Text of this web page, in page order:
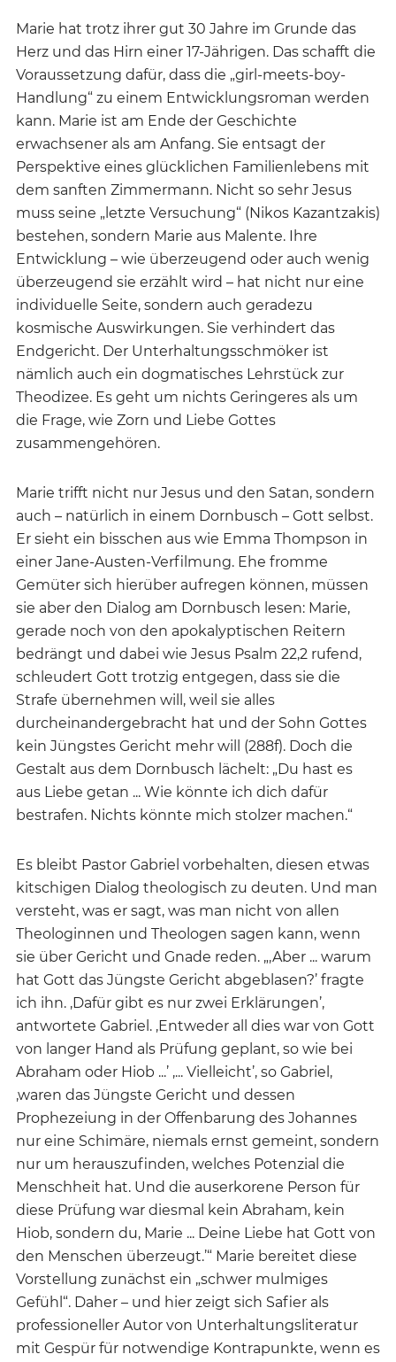
Marie hat trotz ihrer gut 30 Jahre im Grunde das
Herz und das Hirn einer 17-Jährigen. Das schafft die
Voraussetzung dafür, dass die „girl-meets-boy-
Handlung“ zu einem Entwicklungsroman werden
kann. Marie ist am Ende der Geschichte
erwachsener als am Anfang. Sie entsagt der
Perspektive eines glücklichen Familienlebens mit
dem sanften Zimmermann. Nicht so sehr Jesus
muss seine „letzte Versuchung“ (Nikos Kazantzakis)
bestehen, sondern Marie aus Malente. Ihre
Entwicklung – wie überzeugend oder auch wenig
überzeugend sie erzählt wird – hat nicht nur eine
individuelle Seite, sondern auch geradezu
kosmische Auswirkungen. Sie verhindert das
Endgericht. Der Unterhaltungsschmöker ist
nämlich auch ein dogmatisches Lehrstück zur
Theodizee. Es geht um nichts Geringeres als um
die Frage, wie Zorn und Liebe Gottes
zusammengehören.
Marie trifft nicht nur Jesus und den Satan, sondern
auch – natürlich in einem Dornbusch – Gott selbst.
Er sieht ein bisschen aus wie Emma Thompson in
einer Jane-Austen-Verfilmung. Ehe fromme
Gemüter sich hierüber aufregen können, müssen
sie aber den Dialog am Dornbusch lesen: Marie,
gerade noch von den apokalyptischen Reitern
bedrängt und dabei wie Jesus Psalm 22,2 rufend,
schleudert Gott trotzig entgegen, dass sie die
Strafe übernehmen will, weil sie alles
durcheinandergebracht hat und der Sohn Gottes
kein Jüngstes Gericht mehr will (288f). Doch die
Gestalt aus dem Dornbusch lächelt: „Du hast es
aus Liebe getan ... Wie könnte ich dich dafür
bestrafen. Nichts könnte mich stolzer machen.“
Es bleibt Pastor Gabriel vorbehalten, diesen etwas
kitschigen Dialog theologisch zu deuten. Und man
versteht, was er sagt, was man nicht von allen
Theologinnen und Theologen sagen kann, wenn
sie über Gericht und Gnade reden. „‚Aber ... warum
hat Gott das Jüngste Gericht abgeblasen?’ fragte
ich ihn. ‚Dafür gibt es nur zwei Erklärungen’,
antwortete Gabriel. ‚Entweder all dies war von Gott
von langer Hand als Prüfung geplant, so wie bei
Abraham oder Hiob ...’ ‚... Vielleicht’, so Gabriel,
‚waren das Jüngste Gericht und dessen
Prophezeiung in der Offenbarung des Johannes
nur eine Schimäre, niemals ernst gemeint, sondern
nur um herauszufinden, welches Potenzial die
Menschheit hat. Und die auserkorene Person für
diese Prüfung war diesmal kein Abraham, kein
Hiob, sondern du, Marie ... Deine Liebe hat Gott von
den Menschen überzeugt.’“ Marie bereitet diese
Vorstellung zunächst ein „schwer mulmiges
Gefühl“. Daher – und hier zeigt sich Safier als
professioneller Autor von Unterhaltungsliteratur
mit Gespür für notwendige Kontrapunkte, wenn es